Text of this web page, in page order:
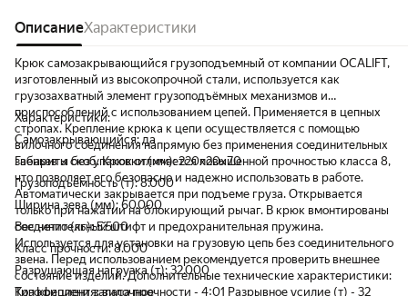
ОписаниеХарактеристики
Крюк самозакрывающийся грузоподъемный от компании OCALIFT,
изготовленный из высокопрочной стали, используется как
грузозахватный элемент грузоподъёмных механизмов и
приспособлений с использованием цепей. Применяется в цепных
стропах. Крепление крюка к цепи осуществляется с помощью
вилочного соединения напрямую без применения соединительных
звеньев и скоб. Крюк отличается повышенной прочностью класса 8,
что позволяет его безопасно и надежно использовать в работе.
Автоматически закрывается при подъеме груза. Открывается
только при нажатии на блокирующий рычаг. В крюк вмонтированы
соединительный штифт и предохранительная пружина.
Используется для установки на грузовую цепь без соединительного
звена. Перед использованием рекомендуется проверить внешнее
состояние изделий. Дополнительные технические характеристики:
Коэффициент запаса прочности - 4:01 Разрывное усилие (т) - 32
Характеристики:
Самозакрывающийся: да
Габариты без упаковки (мм): 220х20х70
Грузоподъемность (т): 8.000
Ширина зева (мм): 60.000
Вес нетто (кг): 5.500
Класс прочности: 8.000
Разрушающая нагрузка (т): 32.000
Тип крепления: вилочное